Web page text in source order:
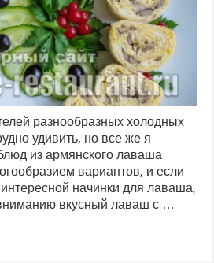
разнообразных холодных
удивить, но все же я
из армянского лаваша
вариантов, и если
начинки для лаваша,
вкусный лаваш с …